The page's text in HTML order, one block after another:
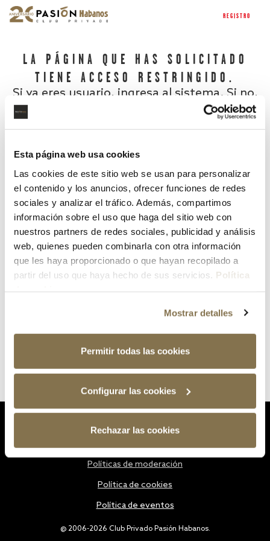
Esta página web usa cookies
Las cookies de este sitio web se usan para personalizar
el contenido y los anuncios, ofrecer funciones de redes
sociales y analizar el tráfico. Además, compartimos
información sobre el uso que haga del sitio web con
nuestros partners de redes sociales, publicidad y análisis
web, quienes pueden combinarla con otra información
que les haya proporcionado o que hayan recopilado a
partir del uso que haya hecho de sus servicios. Política
Mostrar detalles
Permitir todas las cookies
Configurar las cookies
Rechazar las cookies
REGISTRO
LA PÁGINA QUE HAS SOLICITADO
TIENE ACCESO RESTRINGIDO.
Si ya eres usuario, ingresa al sistema. Si no,
¿Has olvidado tu contraseña?
@ 2006-2026 Club Privado Pasión Habanos.
Políticas de moderación
Política de cookies
Política de eventos